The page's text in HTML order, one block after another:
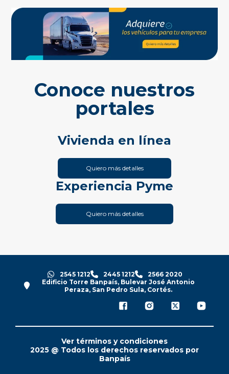
Conoce nuestros
portales
Vivienda en línea
Quiero más detalles
Experiencia Pyme
Quiero más detalles
2545 1212 2445 1212
2566 2020
Edificio Torre Banpaís, Bulevar José Antonio
Peraza, San Pedro Sula, Cortés.
Ver términos y condiciones
2025 @ Todos los derechos reservados por
Banpaís